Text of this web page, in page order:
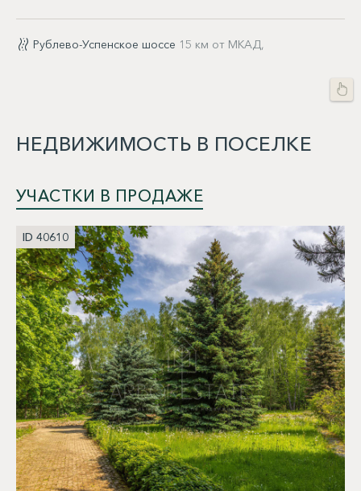
Рублево-Успенское шоссе 15 км от МКАД,
НЕДВИЖИМОСТЬ В ПОСЕЛКЕ
УЧАСТКИ В ПРОДАЖЕ
ID 40610